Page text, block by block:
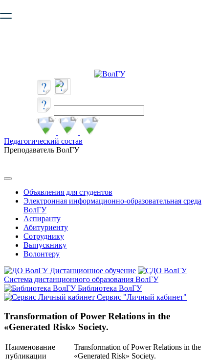
безопасную работу с сайтом. Пожалуйста
Педагогический состав
Преподаватель ВолГУ
Объявления для студентов
Электронная информационно-образовательная среда
ВолГУ
Аспиранту
Абитуриенту
Сотруднику
Выпускнику
Волонтеру
Дистанционное обучение
Система дистанционного образования ВолГУ
Библиотека ВолГУ
Сервис "Личный кабинет"
Transformation of Power Relations in the
«Generated Risk» Society.
Наименование
публикации
Transformation of Power Relations in the
«Generated Risk» Society.